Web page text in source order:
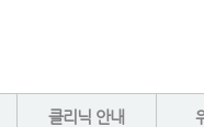
클리닉 안내